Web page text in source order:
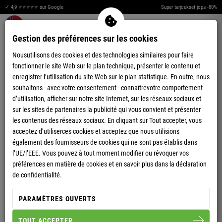
✓ 4,9 ⭐⭐⭐⭐⭐ sur Google Super tarjoukset jopa -80%
Warenkorb aufklappen
HOMMES
DÉCOUVRIR
FEMMES
DÉCOUVRIR
MEILLEURES VENTES HOMME
Gestion des préférences sur les cookies
Nousutilisons des cookies et des technologies similaires pour faire
fonctionner le site Web sur le plan technique, présenter le contenu et
enregistrer l’utilisation du site Web sur le plan statistique. En outre, nous
souhaitons - avec votre consentement - connaîtrevotre comportement
d’utilisation, afficher sur notre site Internet, sur les réseaux sociaux et
sur les sites de partenaires la publicité qui vous convient et présenter
les contenus des réseaux sociaux. En cliquant sur Tout accepter, vous
acceptez d’utiliserces cookies et acceptez que nous utilisions
également des fournisseurs de cookies qui ne sont pas établis dans
l’UE/l’EEE. Vous pouvez à tout moment modifier ou révoquer vos
préférences en matière de cookies et en savoir plus dans la déclaration
de confidentialité.
PARAMÈTRES OUVERTS